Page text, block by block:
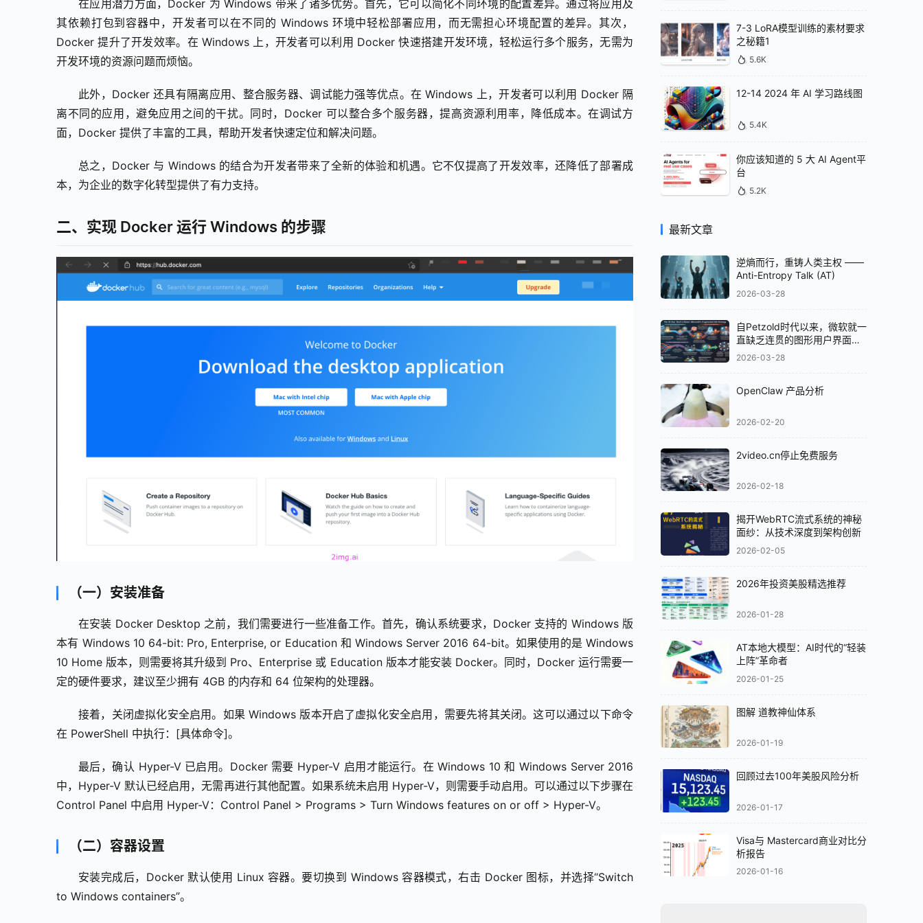
在应用潜力方面，Docker 为 Windows 带来了诸多优势。首先，它可以简化不同环境的配置差异。通过将应用及
其依赖打包到容器中，开发者可以在不同的 Windows 环境中轻松部署应用，而无需担心环境配置的差异。其次，
Docker 提升了开发效率。在 Windows 上，开发者可以利用 Docker 快速搭建开发环境，轻松运行多个服务，无需为
开发环境的资源问题而烦恼。
此外，Docker 还具有隔离应用、整合服务器、调试能力强等优点。在 Windows 上，开发者可以利用 Docker 隔
离不同的应用，避免应用之间的干扰。同时，Docker 可以整合多个服务器，提高资源利用率，降低成本。在调试方
面，Docker 提供了丰富的工具，帮助开发者快速定位和解决问题。
总之，Docker 与 Windows 的结合为开发者带来了全新的体验和机遇。它不仅提高了开发效率，还降低了部署成
本，为企业的数字化转型提供了有力支持。
二、实现 Docker 运行 Windows 的步骤
（一）安装准备
在安装 Docker Desktop 之前，我们需要进行一些准备工作。首先，确认系统要求，Docker 支持的 Windows 版
本有 Windows 10 64-bit: Pro, Enterprise, or Education 和 Windows Server 2016 64-bit。如果使用的是 Windows
10 Home 版本，则需要将其升级到 Pro、Enterprise 或 Education 版本才能安装 Docker。同时，Docker 运行需要一
定的硬件要求，建议至少拥有 4GB 的内存和 64 位架构的处理器。
接着，关闭虚拟化安全启用。如果 Windows 版本开启了虚拟化安全启用，需要先将其关闭。这可以通过以下命令
在 PowerShell 中执行：[具体命令]。
最后，确认 Hyper-V 已启用。Docker 需要 Hyper-V 启用才能运行。在 Windows 10 和 Windows Server 2016
中，Hyper-V 默认已经启用，无需再进行其他配置。如果系统未启用 Hyper-V，则需要手动启用。可以通过以下步骤在
Control Panel 中启用 Hyper-V：Control Panel > Programs > Turn Windows features on or off > Hyper-V。
（二）容器设置
安装完成后，Docker 默认使用 Linux 容器。要切换到 Windows 容器模式，右击 Docker 图标，并选择“Switch
to Windows containers”。
7-3 LoRA模型训练的素材要求
之秘籍1
5.6K
12-14 2024 年 AI 学习路线图
5.4K
你应该知道的 5 大 AI Agent平
台
5.2K
最新文章
逆熵而行，重铸人类主权 ——
Anti-Entropy Talk (AT)
2026-03-28
自Petzold时代以来，微软就一
直缺乏连贯的图形用户界面
（GUI）策略
2026-03-28
OpenClaw 产品分析
2026-02-20
2video.cn停止免费服务
2026-02-18
揭开WebRTC流式系统的神秘
面纱：从技术深度到架构创新
2026-02-05
2026年投资美股精选推荐
2026-01-28
AT本地大模型：AI时代的“轻装
上阵”革命者
2026-01-25
图解 道教神仙体系
2026-01-19
回顾过去100年美股风险分析
2026-01-17
Visa与 Mastercard商业对比分
析报告
2026-01-16